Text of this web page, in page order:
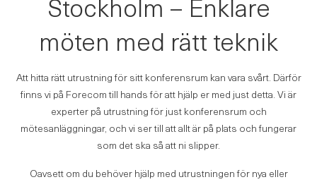
möten med rätt teknik
Att hitta rätt utrustning för sitt konferensrum kan vara svårt. Därför
finns vi på Forecom till hands för att hjälp er med just detta. Vi är
experter på utrustning för just konferensrum och
mötesanläggningar, och vi ser till att allt är på plats och fungerar
som det ska så att ni slipper.
Oavsett om du behöver hjälp med utrustningen för nya eller